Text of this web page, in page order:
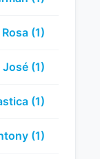
(1)
(1)
(1)
(1)